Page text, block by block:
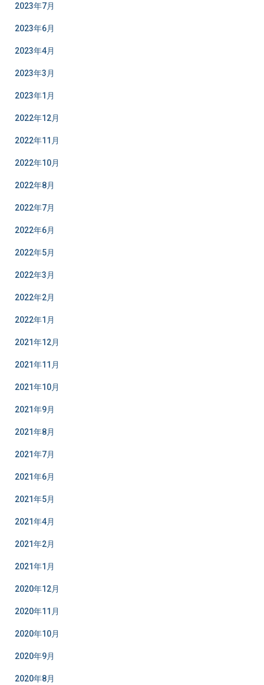
2023年7月
2023年6月
2023年4月
2023年3月
2023年1月
2022年12月
2022年11月
2022年10月
2022年8月
2022年7月
2022年6月
2022年5月
2022年3月
2022年2月
2022年1月
2021年12月
2021年11月
2021年10月
2021年9月
2021年8月
2021年7月
2021年6月
2021年5月
2021年4月
2021年2月
2021年1月
2020年12月
2020年11月
2020年10月
2020年9月
2020年8月